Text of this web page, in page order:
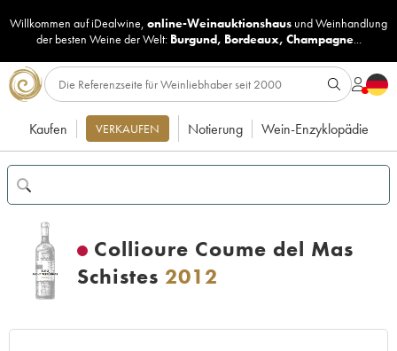
Willkommen auf iDealwine, online-Weinauktionshaus undWeinhandlung
der besten Weine der Welt: Burgund, Bordeaux, Champagne...
Kaufen VERKAUFEN Notierung Wein-Enzyklopädie
Collioure Coume del Mas
Schistes 2012